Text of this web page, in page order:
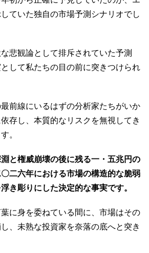
ていた独自の市場予測シナリオでし
悲観論として排斥されていた予測
して私たちの目の前に突きつけられ
前線にいるはずの分析家たちがいか
存し、本質的なリスクを無視してき
。
と権威崩壊の後に残る一・五兆円の
二六年における市場の構造的な脆弱
き彫りにした決定的な事実です。
に身を委ねている間に、市場はその
、未熟な投資家を奈落の底へと突き